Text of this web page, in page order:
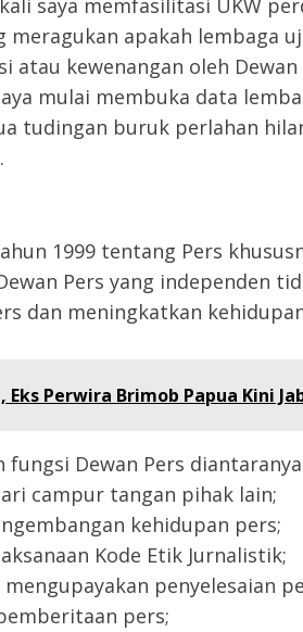
saya memfasilitasi UKW
meragukan apakah lembaga
kewenangan oleh Dewan
mulai membuka data
tudingan buruk perlahan
1999 tentang Pers
Pers yang independen
dan meningkatkan
Eks Perwira Brimob Papua Kini
Dewan Pers
campur tangan pihak lain;
kehidupan pers;
Kode Etik Jurnalistik;
penyelesaian
pers;